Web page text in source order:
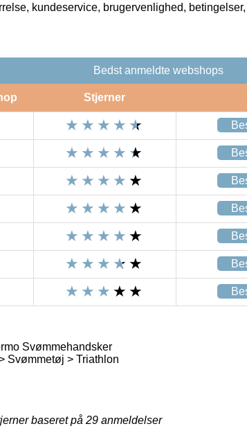
kundeservice, brugervenlighed,
Bedst anmeldte webshops
Stjerner
Svømmehandsker
Svømmetøj > Triathlon
baseret på 29 anmeldelser